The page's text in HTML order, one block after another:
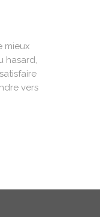
mieux
hasard,
vers